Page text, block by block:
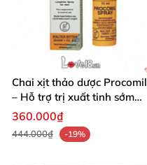
Chai xịt thảo dược Procomil
– Hỗ trợ trị xuất tinh sớm
nam giới nhanh chóng
360.000₫
444.000₫ -19%